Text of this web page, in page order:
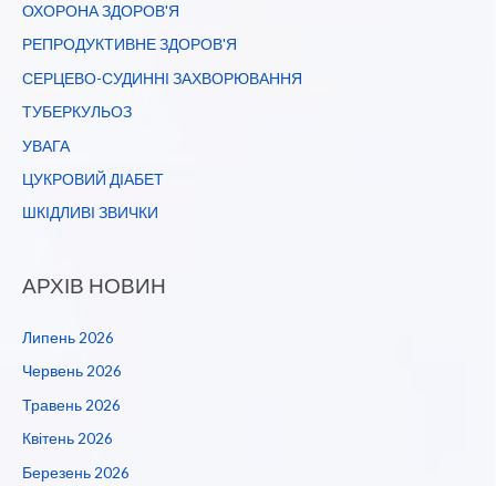
ОХОРОНА ЗДОРОВ'Я
РЕПРОДУКТИВНЕ ЗДОРОВ'Я
СЕРЦЕВО-СУДИННІ ЗАХВОРЮВАННЯ
ТУБЕРКУЛЬОЗ
УВАГА
ЦУКРОВИЙ ДІАБЕТ
ШКІДЛИВІ ЗВИЧКИ
АРХІВ НОВИН
Липень 2026
Червень 2026
Травень 2026
Квітень 2026
Березень 2026